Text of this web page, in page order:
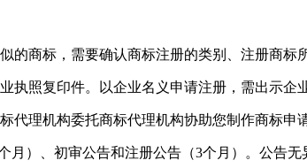
商标，需要确认商标注册的类别、注册商标
照复印件。以企业名义申请注册，需出示企
理机构委托商标代理机构协助您制作商标申
）、初审公告和注册公告（3个月）。公告无